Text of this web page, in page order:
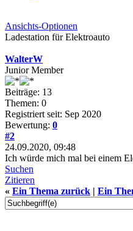
Ansichts-Optionen
Ladestation für Elektroauto
WalterW
Junior Member
Beiträge: 13
Themen: 0
Registriert seit: Sep 2020
Bewertung: 0
#2
24.09.2020, 09:48
Ich würde mich mal bei einem
Suchen
Zitieren
« Ein Thema zurück | Ein